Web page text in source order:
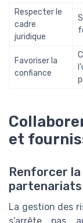
Respecter le
cadre
juridique
Favoriser la
confiance
et
Renforcer
partenariats
La gestion des